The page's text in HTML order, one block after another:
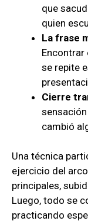
que
quien
La frase
Encontrar
se repite
Cierre
cambió
Una técnica
ejercicio del
principales,
Luego, todo se
practicando